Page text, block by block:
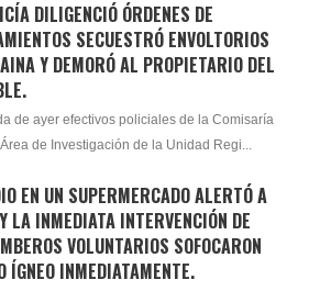
DILIGENCIÓ ÓRDENES DE
SECUESTRÓ ENVOLTORIOS
Y DEMORÓ AL PROPIETARIO DEL
de ayer efectivos policiales de la Comisaría
de Investigación de la Unidad Regi...
EN UN SUPERMERCADO ALERTÓ A
LA INMEDIATA INTERVENCIÓN DE
VOLUNTARIOS SOFOCARON
ÍGNEO INMEDIATAMENTE.